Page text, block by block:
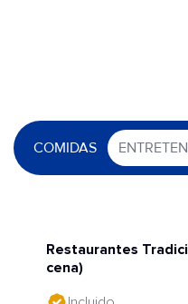
COMIDAS
Restaurantes
cena)